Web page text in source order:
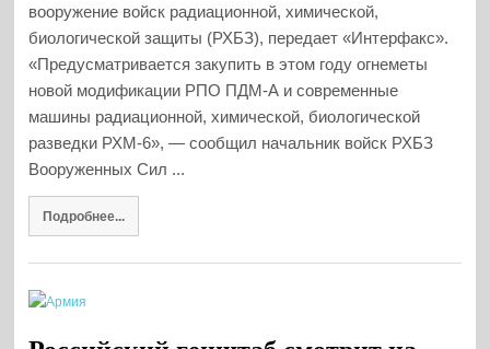
вооружение войск радиационной, химической,
биологической защиты (РХБЗ), передает «Интерфакс».
«Предусматривается закупить в этом году огнеметы
новой модификации РПО ПДМ-А и современные
машины радиационной, химической, биологической
разведки РХМ-6», — сообщил начальник войск РХБЗ
Вооруженных Сил ...
Подробнее...